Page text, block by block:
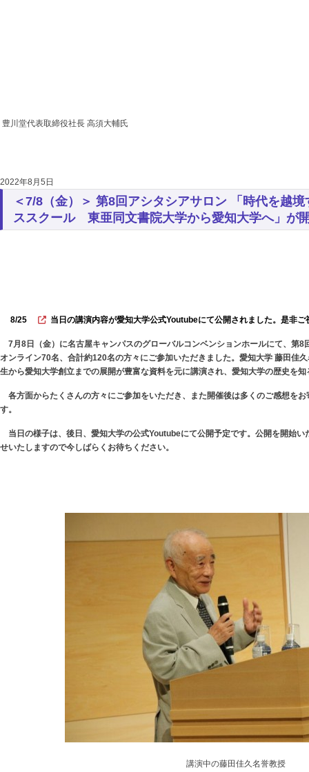
豊川堂代表取締役社長 高須大輔氏
2022年8月5日
＜7/8（金）＞ 第8回アシタシアサロン 「時代を越
ススクール 東亜同文書院大学から愛知大学へ」が
8/25 当日の講演内容が愛知大学公式Youtubeにて公開されました。是非ご
7月8日（金）に名古屋キャンパスのグローバルコンベンションホールにて、第8
オンライン70名、合計約120名の方々にご参加いただきました。愛知大学 藤田佳
生から愛知大学創立までの展開が豊富な資料を元に講演され、愛知大学の歴史を
各方面からたくさんの方々にご参加をいただき、また開催後は多くのご感想を
す。
当日の様子は、後日、愛知大学の公式Youtubeにて公開予定です。公開を開始い
せいたしますので今しばらくお待ちください。
講演中の藤田佳久名誉教授